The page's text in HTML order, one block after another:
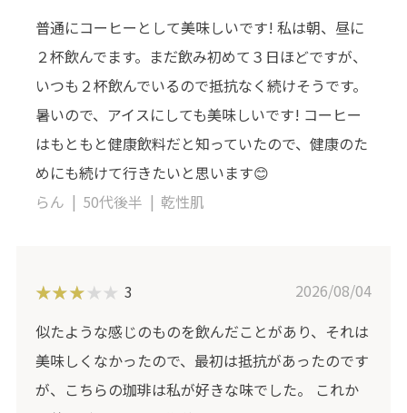
普通にコーヒーとして美味しいです! 私は朝、昼に
２杯飲んでます。まだ飲み初めて３日ほどですが、
いつも２杯飲んでいるので抵抗なく続けそうです。
暑いので、アイスにしても美味しいです! コーヒー
はもともと健康飲料だと知っていたので、健康のた
めにも続けて行きたいと思います😊
らん
50代後半 乾性肌
3
2026/08/04
似たような感じのものを飲んだことがあり、それは
美味しくなかったので、最初は抵抗があったのです
が、こちらの珈琲は私が好きな味でした。 これか